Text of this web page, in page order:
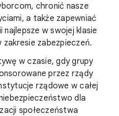
chronić nasze
a także zapewniać
w swojej klasie
zakresie zabezpieczeń.
w czasie, gdy grupy
przez rządy
rządowe w całej
dla
społeczeństwa